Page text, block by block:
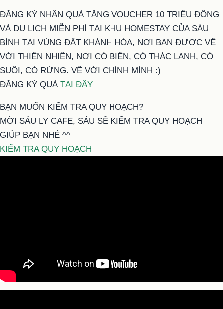
ĐĂNG KÝ NHẬN QUÀ TẶNG VOUCHER 10 TRIỆU ĐỒNG
VÀ DU LỊCH MIỄN PHÍ TẠI KHU HOMESTAY CỦA SÁU
BÌNH TẠI VÙNG ĐẤT KHÁNH HÒA, NƠI BẠN ĐƯỢC VỀ
VỚI THIÊN NHIÊN, NƠI CÓ BIỂN, CÓ THÁC LẠNH, CÓ
SUỐI, CÓ RỪNG. VỀ VỚI CHÍNH MÌNH :)
ĐĂNG KÝ QUÀ TẠI ĐÂY
BẠN MUỐN KIỂM TRA QUY HOẠCH?
MỜI SÁU LY CAFE, SÁU SẼ KIỂM TRA QUY HOẠCH
GIÚP BẠN NHÉ ^^
KIỂM TRA QUY HOẠCH